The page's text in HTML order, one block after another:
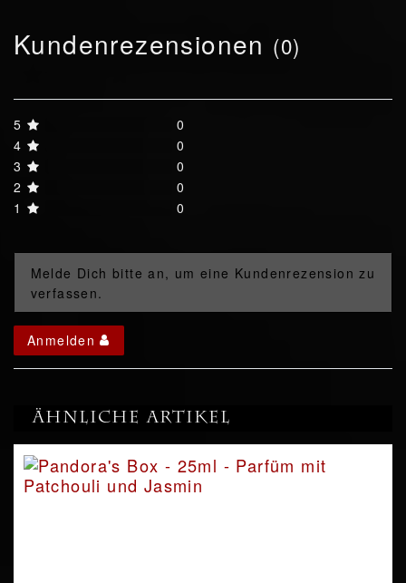
Kundenrezensionen (0)
5
0
4
0
3
0
2
0
1
0
Melde Dich bitte an, um eine Kundenrezension zu
verfassen.
Anmelden
Ähnliche Artikel